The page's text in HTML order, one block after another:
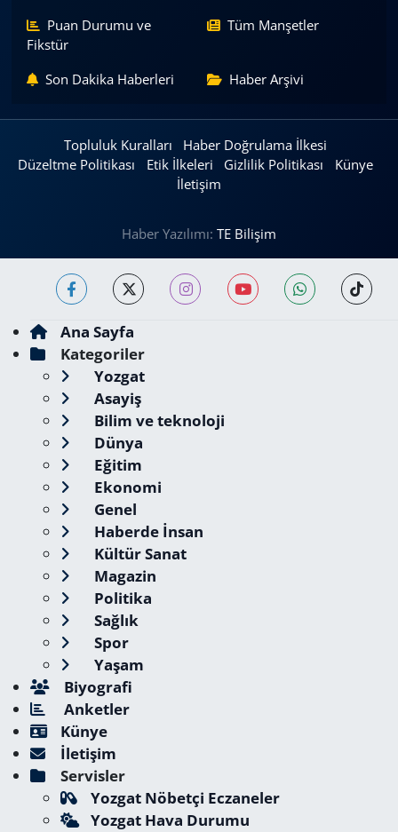
Puan Durumu ve
Fikstür
Tüm Manşetler
Son Dakika Haberleri Haber Arşivi
Topluluk Kuralları
Haber Doğrulama İlkesi
Düzeltme Politikası
Etik İlkeleri Gizlilik Politikası
Künye
İletişim
Haber Yazılımı: TE Bilişim
Ana Sayfa
Kategoriler
Yozgat
Asayiş
Bilim ve teknoloji
Dünya
Eğitim
Ekonomi
Genel
Haberde İnsan
Kültür Sanat
Magazin
Politika
Sağlık
Spor
Yaşam
Biyografi
Anketler
Künye
İletişim
Servisler
Yozgat Nöbetçi Eczaneler
Yozgat Hava Durumu